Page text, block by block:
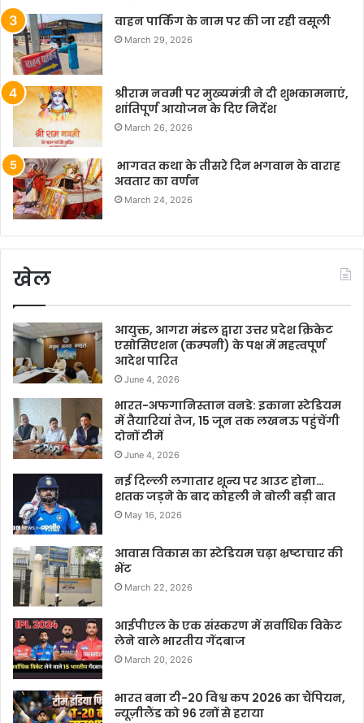
वाहन पार्किंग के नाम पर की जा रही वसूली
March 29, 2026
श्रीराम नवमी पर मुख्यमंत्री ने दी शुभकामनाएं,
शांतिपूर्ण आयोजन के दिए निर्देश
March 26, 2026
भागवत कथा के तीसरे दिन भगवान के वाराह
अवतार का वर्णन
March 24, 2026
खेल
आयुक्त, आगरा मंडल द्वारा उत्तर प्रदेश क्रिकेट
एसोसिएशन (कम्पनी) के पक्ष में महत्वपूर्ण
आदेश पारित
June 4, 2026
भारत-अफगानिस्तान वनडे: इकाना स्टेडियम
में तैयारियां तेज, 15 जून तक लखनऊ पहुंचेंगी
दोनों टीमें
June 4, 2026
नई दिल्ली लगातार शून्य पर आउट होना…
शतक जड़ने के बाद कोहली ने बोली बड़ी बात
May 16, 2026
आवास विकास का स्टेडियम चढ़ा भ्रष्टाचार की
भेंट
March 22, 2026
आईपीएल के एक संस्करण में सर्वाधिक विकेट
लेने वाले भारतीय गेंदबाज
March 20, 2026
भारत बना टी-20 विश्व कप 2026 का चैंपियन,
न्यूज़ीलैंड को 96 रनों से हराया